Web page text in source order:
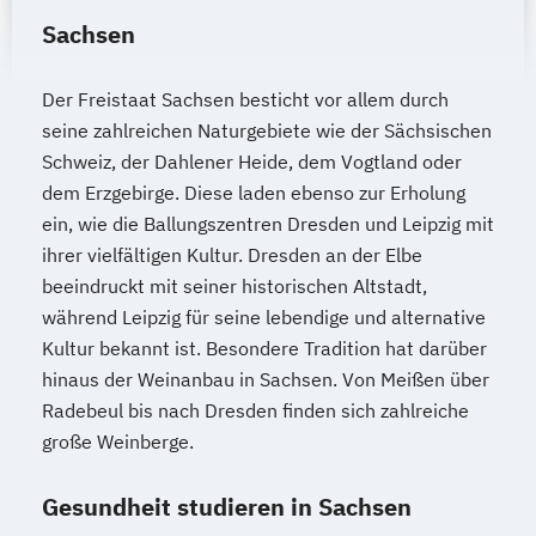
Ketogene Ernährung
Kosmetische Lymphdrainage
Lernpädagoge/in
Lomi Lomi Nui Masseur/in
Massage- und Wellnesstherapeut/in
NLP Trainer/in
Personal- & Functionaltrainer/in (A-Lizenz)
Phytotherapeut/in Pilates Trainer/in
Psychologische/r Berater/in
Qigong-Trainer/in Rückenschullehrer/in
Systemische/r Berater/in /-Coach
Sachsen
Der Freistaat Sachsen besticht vor allem durch
seine zahlreichen Naturgebiete wie der Sächsischen
Schweiz, der Dahlener Heide, dem Vogtland oder
dem Erzgebirge. Diese laden ebenso zur Erholung
ein, wie die Ballungszentren Dresden und Leipzig mit
ihrer vielfältigen Kultur. Dresden an der Elbe
beeindruckt mit seiner historischen Altstadt,
während Leipzig für seine lebendige und alternative
Kultur bekannt ist. Besondere Tradition hat darüber
hinaus der Weinanbau in Sachsen. Von Meißen über
Radebeul bis nach Dresden finden sich zahlreiche
große Weinberge.
Gesundheit studieren in Sachsen